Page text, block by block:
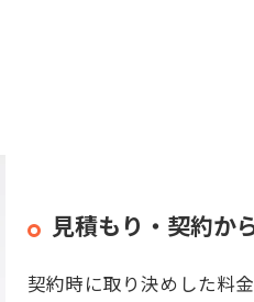
見積もり・契約か
契約時に取り決めした料